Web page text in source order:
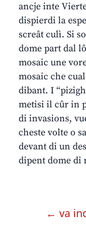
ancje inte
dispierdi la
screât culì. Si
dome part dal
mosaic une
mosaic che
dibant. I
metisi il cûr in
di invasions,
cheste volte o
devant di un
dipent dome di
← va